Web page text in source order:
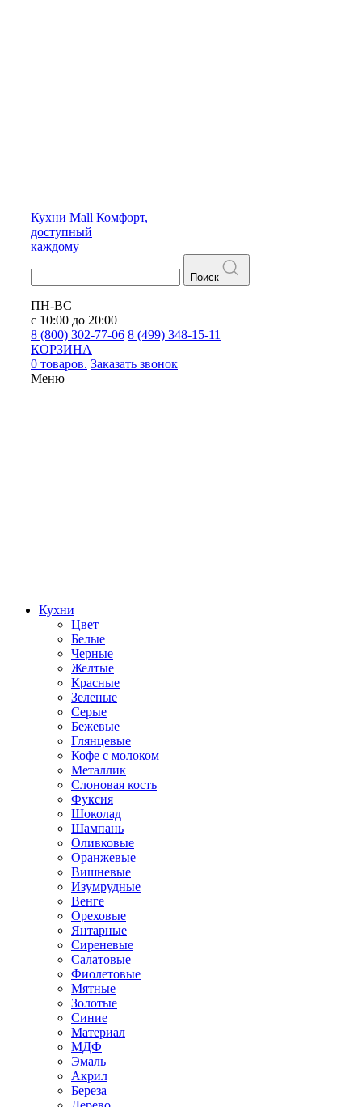
Кухни Mall Комфорт,
доступный
каждому
Поиск
ПН-ВС
с 10:00 до 20:00
8 (800) 302-77-06 8 (499) 348-15-11
КОРЗИНА
0 товаров. Заказать звонок
Меню
Кухни
Цвет
Белые
Черные
Желтые
Красные
Зеленые
Серые
Бежевые
Глянцевые
Кофе с молоком
Металлик
Слоновая кость
Фуксия
Шоколад
Шампань
Оливковые
Оранжевые
Вишневые
Изумрудные
Венге
Ореховые
Янтарные
Сиреневые
Салатовые
Фиолетовые
Мятные
Золотые
Синие
Материал
МДФ
Эмаль
Акрил
Береза